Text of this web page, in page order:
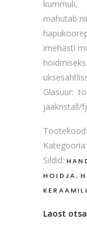
kummuli,
mahutab
imehästi
Glasuur:
jääkristall/
Tootekood:
Kategooria:
Sildid:
HOIDJA,
Laost